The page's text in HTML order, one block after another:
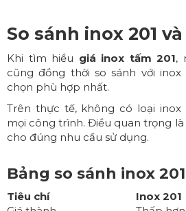
So sánh inox 201
Khi tìm hiểu giá inox tấm 201,
cũng đồng thời so sánh với
chọn phù hợp nhất.
Trên thực tế, không có loại
mọi công trình. Điều quan trọng
cho đúng nhu cầu sử dụng.
Bảng so sánh inox
Tiêu chí Inox 201